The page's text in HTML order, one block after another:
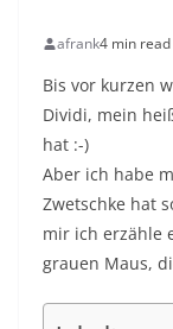
afrank4 min read
Bis vor kurzen
Dividi, mein
hat :-)
Aber ich habe
Zwetschke hat
mir ich erzähle
grauen Maus,